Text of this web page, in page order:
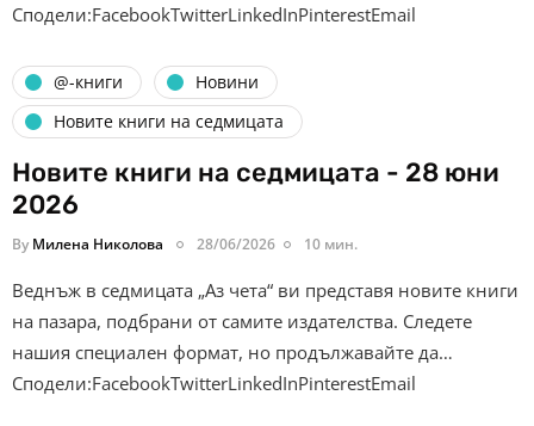
Сподели:FacebookTwitterLinkedInPinterestEmail
@-книги
Новини
Новите книги на седмицата
Новите книги на седмицата - 28 юни
2026
By Милена Николова 28/06/2026 10 мин.
Веднъж в седмицата „Аз чета“ ви представя новите книги
на пазара, подбрани от самите издателства. Следете
нашия специален формат, но продължавайте да…
Сподели:FacebookTwitterLinkedInPinterestEmail